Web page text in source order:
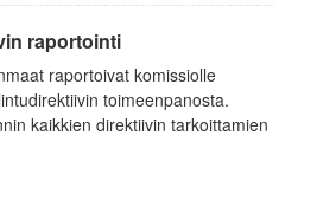
raportointi
raportoivat komissiolle
toimeenpanosta.
kaikkien direktiivin tarkoittamien